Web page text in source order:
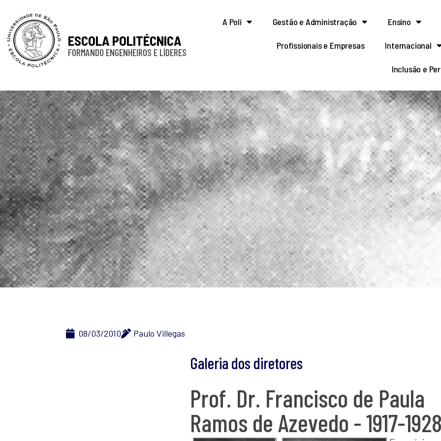
ESCOLA POLITÉCNICA
FORMANDO ENGENHEIROS E LÍDERES
A Poli Gestão e Administração Ensino
Profissionais e Empresas Internacional
Inclusão e
08/03/2010 Paulo Villegas
Galeria dos diretores
Prof. Dr. Francisco de Paula
Ramos de Azevedo - 1917-